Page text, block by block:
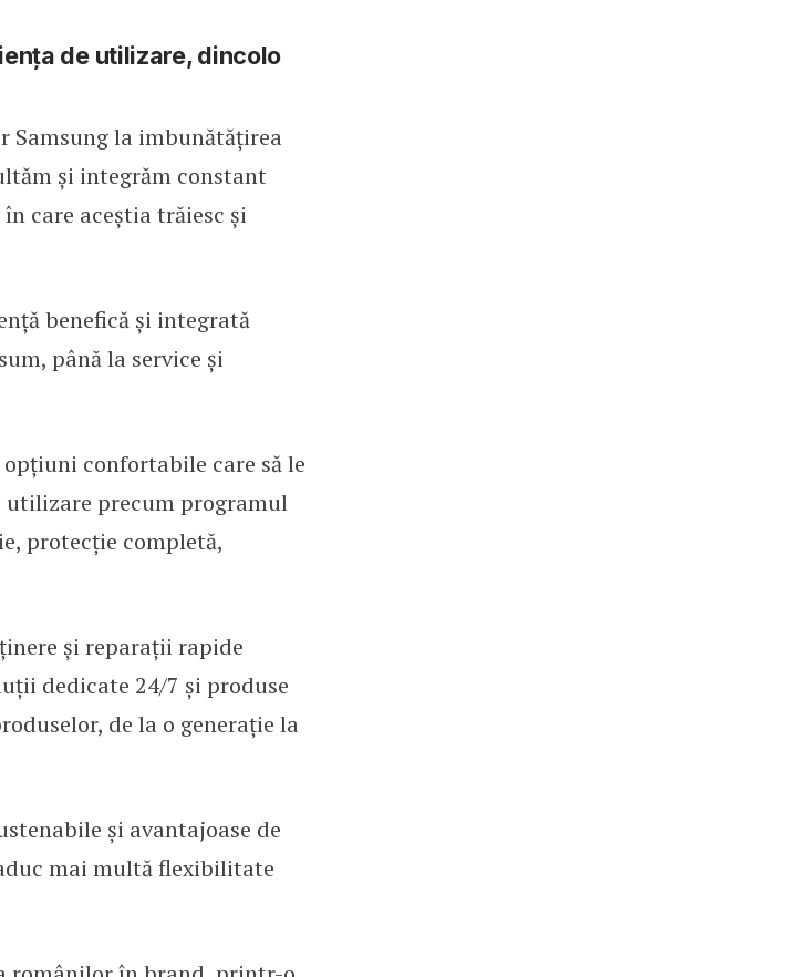
de utilizare, dincolo
la imbunătățirea
și integrăm constant
care aceștia trăiesc și
benefică și integrată
până la service și
confortabile care să le
utilizare precum programul
protecție completă,
și reparații rapide
dedicate 24/7 și produse
de la o generație la
și avantajoase de
mai multă flexibilitate